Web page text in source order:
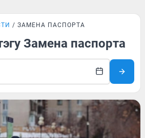
ЗАМЕНА ПАСПОРТА
Замена паспорта